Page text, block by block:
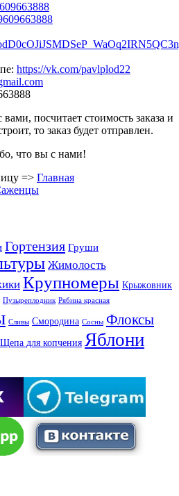
https://vk.com/pavlplod22
посчитает стоимость заказа и
то заказ будет отправлен.
что вы с нами!
=> Главная
Гортензия Груши
Жимолость
Крупномеры Крыжовник
Пузыреплодник Рябина красная
Сливы Смородина Сосны Флоксы
Щепа для копчения Яблони